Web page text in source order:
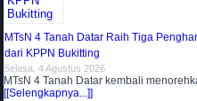
MTsN 4 Tanah Datar Raih Tiga
dari KPPN Bukitting
Selasa, 4 Agustus 2026
MTsN 4 Tanah Datar kembali
[[Selengkapnya...]]